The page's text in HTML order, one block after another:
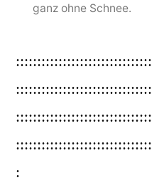
ganz ohne Schnee.
::::::::::::::::::::::::::::::::
::::::::::::::::::::::::::::::::
::::::::::::::::::::::::::::::::
::::::::::::::::::::::::::::::::
: